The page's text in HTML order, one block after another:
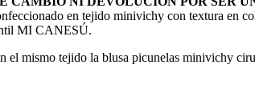
en tejido minivichy con textura en
MI CANESÚ.
el mismo tejido la blusa picunelas minivichy